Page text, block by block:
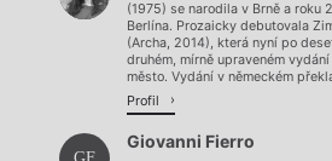
(1975) se narodila v Brně a roku
Berlína. Prozaicky debutovala
(Archa, 2014), která nyní po
druhém, mírně upraveném
město. Vydání v německém
Profil
GF
Giovanni Fierro